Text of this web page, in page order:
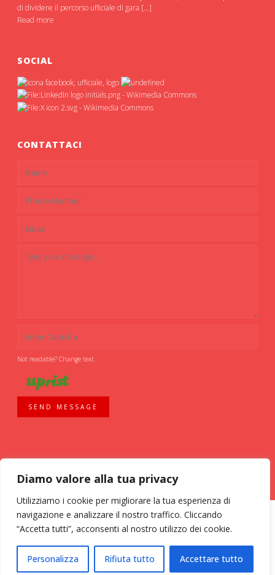
Diamo valore alla tua privacy
Utilizziamo i cookie per migliorare la tua esperienza di
navigazione e analizzare il nostro traffico. Cliccando
“Accetta tutti”, acconsenti al nostro utilizzo dei cookie.
Personalizza Rifiuta tutto Accettare tutto
di dividere il percorso ufficiale di gara […]
Read more
SOCIAL
CONTATTACI
Not readable? Change text.
SEND MESSAGE
ASSOCIAZIONE VOLONTARI ITALIANI SANGUE - AVIS COMUNALE MILANO -